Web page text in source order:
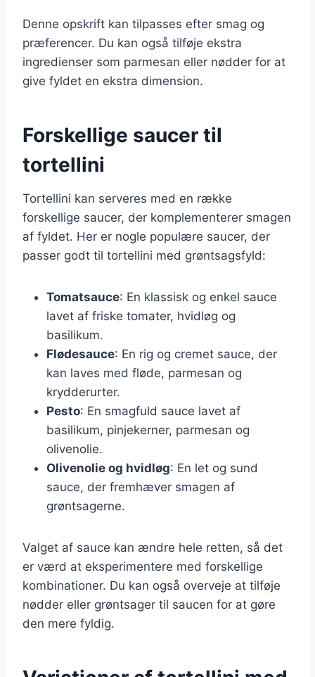
Denne opskrift kan tilpasses efter smag og
præferencer. Du kan også tilføje ekstra
ingredienser som parmesan eller nødder for at
give fyldet en ekstra dimension.
Forskellige saucer til
tortellini
Tortellini kan serveres med en række
forskellige saucer, der komplementerer smagen
af fyldet. Her er nogle populære saucer, der
passer godt til tortellini med grøntsagsfyld:
Tomatsauce: En klassisk og enkel sauce
lavet af friske tomater, hvidløg og
basilikum.
Flødesauce: En rig og cremet sauce, der
kan laves med fløde, parmesan og
krydderurter.
Pesto: En smagfuld sauce lavet af
basilikum, pinjekerner, parmesan og
olivenolie.
Olivenolie og hvidløg: En let og sund
sauce, der fremhæver smagen af
grøntsagerne.
Valget af sauce kan ændre hele retten, så det
er værd at eksperimentere med forskellige
kombinationer. Du kan også overveje at tilføje
nødder eller grøntsager til saucen for at gøre
den mere fyldig.